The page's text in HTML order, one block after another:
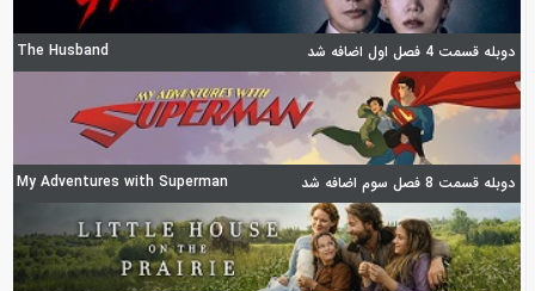
دوبله قسمت 4 فصل اول اضافه شد The Husband
دوبله قسمت 8 فصل سوم اضافه شد My Adventures with Superman